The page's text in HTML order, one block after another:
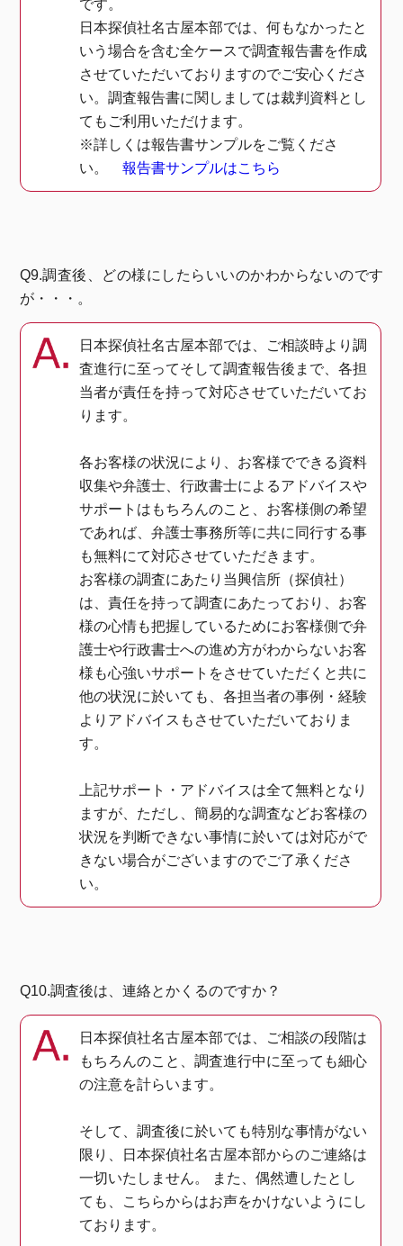
です。
日本探偵社名古屋本部では、何もなかったと
いう場合を含む全ケースで調査報告書を作成
させていただいておりますのでご安心くださ
い。調査報告書に関しましては裁判資料とし
てもご利用いただけます。
※詳しくは報告書サンプルをご覧くださ
い。 報告書サンプルはこちら
Q9.調査後、どの様にしたらいいのかわからないのです
が・・・。
日本探偵社名古屋本部では、ご相談時より調
査進行に至ってそして調査報告後まで、各担
当者が責任を持って対応させていただいてお
ります。
各お客様の状況により、お客様でできる資料
収集や弁護士、行政書士によるアドバイスや
サポートはもちろんのこと、お客様側の希望
であれば、弁護士事務所等に共に同行する事
も無料にて対応させていただきます。
お客様の調査にあたり当興信所（探偵社）
は、責任を持って調査にあたっており、お客
様の心情も把握しているためにお客様側で弁
護士や行政書士への進め方がわからないお客
様も心強いサポートをさせていただくと共に
他の状況に於いても、各担当者の事例・経験
よりアドバイスもさせていただいておりま
す。
上記サポート・アドバイスは全て無料となり
ますが、ただし、簡易的な調査などお客様の
状況を判断できない事情に於いては対応がで
きない場合がございますのでご了承くださ
い。
Q10.調査後は、連絡とかくるのですか？
日本探偵社名古屋本部では、ご相談の段階は
もちろんのこと、調査進行中に至っても細心
の注意を計らいます。
そして、調査後に於いても特別な事情がない
限り、日本探偵社名古屋本部からのご連絡は
一切いたしません。 また、偶然遭したとし
ても、こちらからはお声をかけないようにし
ております。